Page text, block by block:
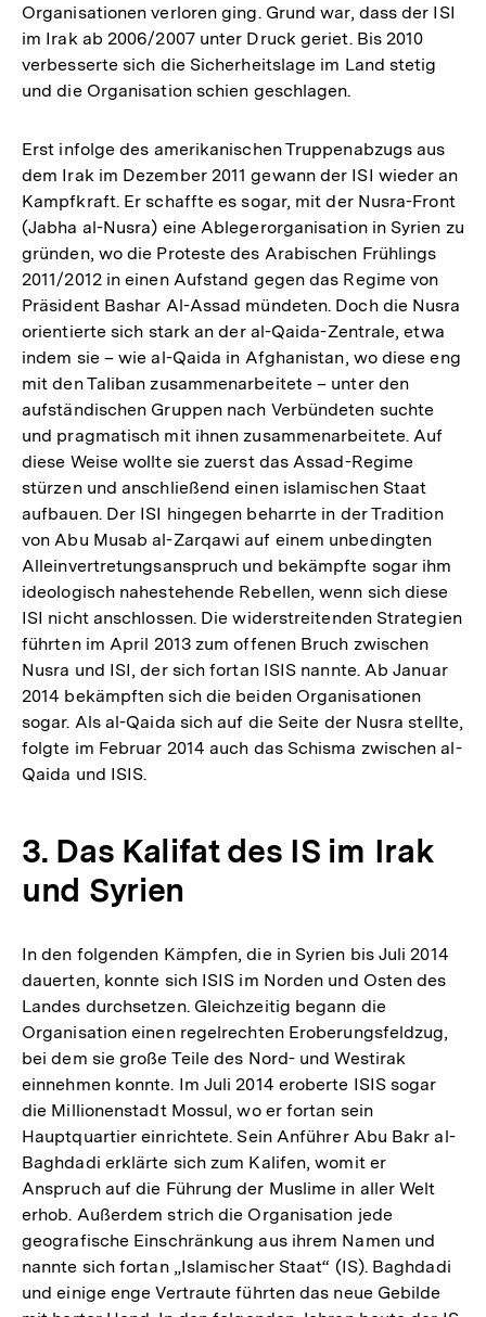
Organisationen verloren ging. Grund war, dass der ISI
im Irak ab 2006/2007 unter Druck geriet. Bis 2010
verbesserte sich die Sicherheitslage im Land stetig
und die Organisation schien geschlagen.
Erst infolge des amerikanischen Truppenabzugs aus
dem Irak im Dezember 2011 gewann der ISI wieder an
Kampfkraft. Er schaffte es sogar, mit der Nusra-Front
(Jabha al-Nusra) eine Ablegerorganisation in Syrien zu
gründen, wo die Proteste des Arabischen Frühlings
2011/2012 in einen Aufstand gegen das Regime von
Präsident Bashar Al-Assad mündeten. Doch die Nusra
orientierte sich stark an der al-Qaida-Zentrale, etwa
indem sie – wie al-Qaida in Afghanistan, wo diese eng
mit den Taliban zusammenarbeitete – unter den
aufständischen Gruppen nach Verbündeten suchte
und pragmatisch mit ihnen zusammenarbeitete. Auf
diese Weise wollte sie zuerst das Assad-Regime
stürzen und anschließend einen islamischen Staat
aufbauen. Der ISI hingegen beharrte in der Tradition
von Abu Musab al-Zarqawi auf einem unbedingten
Alleinvertretungsanspruch und bekämpfte sogar ihm
ideologisch nahestehende Rebellen, wenn sich diese
ISI nicht anschlossen. Die widerstreitenden Strategien
führten im April 2013 zum offenen Bruch zwischen
Nusra und ISI, der sich fortan ISIS nannte. Ab Januar
2014 bekämpften sich die beiden Organisationen
sogar. Als al-Qaida sich auf die Seite der Nusra stellte,
folgte im Februar 2014 auch das Schisma zwischen al-
Qaida und ISIS.
3. Das Kalifat des IS im Irak
und Syrien
In den folgenden Kämpfen, die in Syrien bis Juli 2014
dauerten, konnte sich ISIS im Norden und Osten des
Landes durchsetzen. Gleichzeitig begann die
Organisation einen regelrechten Eroberungsfeldzug,
bei dem sie große Teile des Nord- und Westirak
einnehmen konnte. Im Juli 2014 eroberte ISIS sogar
die Millionenstadt Mossul, wo er fortan sein
Hauptquartier einrichtete. Sein Anführer Abu Bakr al-
Baghdadi erklärte sich zum Kalifen, womit er
Anspruch auf die Führung der Muslime in aller Welt
erhob. Außerdem strich die Organisation jede
geografische Einschränkung aus ihrem Namen und
nannte sich fortan „Islamischer Staat“ (IS). Baghdadi
und einige enge Vertraute führten das neue Gebilde